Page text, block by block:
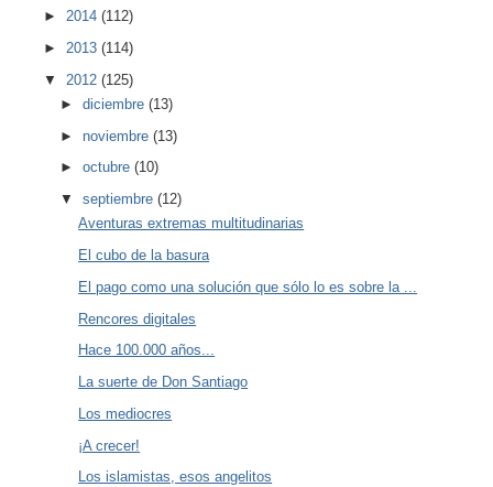
► 2014 (112)
► 2013 (114)
▼ 2012 (125)
►diciembre(13)
►noviembre(13)
►octubre(10)
▼septiembre(12)
Aventuras extremas multitudinarias
El cubo de la basura
El pago como una solución que sólo lo es sobre la ...
Rencores digitales
Hace 100.000 años...
La suerte de Don Santiago
Los mediocres
¡A crecer!
Los islamistas, esos angelitos